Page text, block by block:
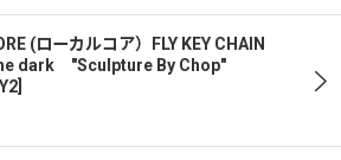
(ローカルコア）FLY KEY CHAIN
dark "Sculpture By Chop"